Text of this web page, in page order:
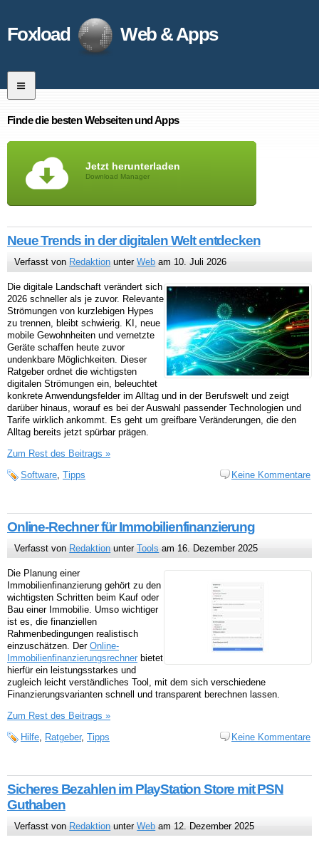
Foxload Web & Apps
Finde die besten Webseiten und Apps
Jetzt herunterladen
Download Manager
Neue Trends in der digitalen Welt entdecken
Verfasst von Redaktion unterWeb am 10. Juli 2026
Die digitale Landschaft verändert sich
2026 schneller als je zuvor. Relevante
Strömungen von kurzlebigen Hypes
zu trennen, bleibt schwierig. KI, neue
mobile Gewohnheiten und vernetzte
Geräte schaffen heute zuvor
undenkbare Möglichkeiten. Dieser
Ratgeber ordnet die wichtigsten
digitalen Strömungen ein, beleuchtet
konkrete Anwendungsfelder im Alltag und in der Berufswelt und zeigt
darüber hinaus, worauf es bei der Auswahl passender Technologien und
Tarife wirklich ankommt. Es geht um greifbare Veränderungen, die den
Alltag bereits jetzt spürbar prägen.
Zum Rest des Beitrags »
Software Tipps Keine Kommentare
Online-Rechner für Immobilienfinanzierung
Verfasst von Redaktion unterTools am 16. Dezember 2025
Die Planung einer
Immobilienfinanzierung gehört zu den
wichtigsten Schritten beim Kauf oder
Bau einer Immobilie. Umso wichtiger
ist es, die finanziellen
Rahmenbedingungen realistisch
einzuschätzen. Der Online-
Immobilienfinanzierungsrechner bietet
hierfür ein leistungsstarkes und
zugleich leicht verständliches Tool, mit dem sich verschiedene
Finanzierungsvarianten schnell und transparent berechnen lassen.
Zum Rest des Beitrags »
Hilfe
Ratgeber, Tipps Keine Kommentare
Sicheres Bezahlen im PlayStation Store mit PSN
Guthaben
Verfasst von Redaktion unterWeb am 12. Dezember 2025